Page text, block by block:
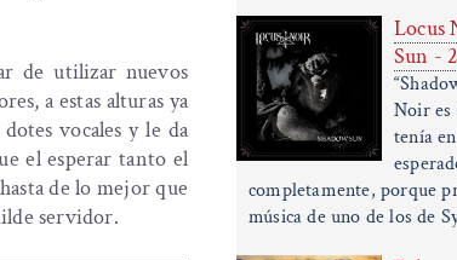
de utilizar nuevos
a estas alturas ya
vocales y le da
el esperar tanto el
de lo mejor que
servidor.
Locus
Sun -
Noir es
tenía
completamente, porque
música de uno de los de